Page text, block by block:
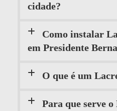
cidade?
Como instalar
em Presidente
O que é um
Para que serve